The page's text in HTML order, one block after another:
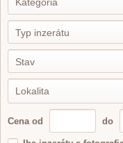
Typ inzerátu
Stav
Cena od do